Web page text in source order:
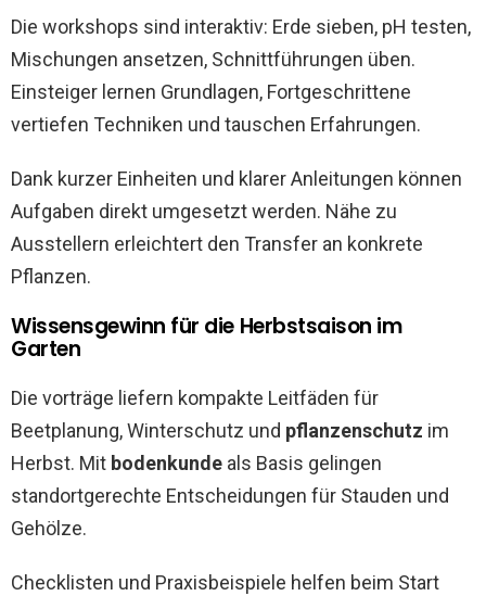
Die workshops sind interaktiv: Erde sieben, pH testen,
Mischungen ansetzen, Schnittführungen üben.
Einsteiger lernen Grundlagen, Fortgeschrittene
vertiefen Techniken und tauschen Erfahrungen.
Dank kurzer Einheiten und klarer Anleitungen können
Aufgaben direkt umgesetzt werden. Nähe zu
Ausstellern erleichtert den Transfer an konkrete
Pflanzen.
Wissensgewinn für die Herbstsaison im
Garten
Die vorträge liefern kompakte Leitfäden für
Beetplanung, Winterschutz und pflanzenschutz im
Herbst. Mit bodenkunde als Basis gelingen
standortgerechte Entscheidungen für Stauden und
Gehölze.
Checklisten und Praxisbeispiele helfen beim Start